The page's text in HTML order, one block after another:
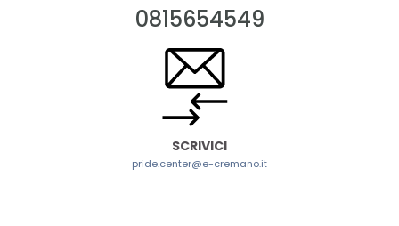
0815654549
SCRIVICI
pride.center@e-cremano.it